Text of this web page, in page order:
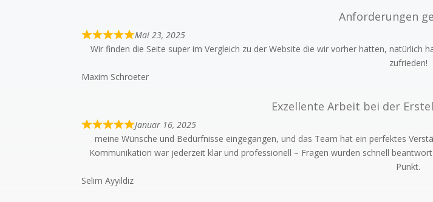
Anforderungen
Mai 23, 2025
Wir finden die Seite super im Vergleich zu der Website die wir vorher hatten, natürlich
zufrieden!
Maxim Schroeter
Exzellente Arbeit bei der
Januar 16, 2025
meine Wünsche und Bedürfnisse eingegangen, und das Team hat ein perfektes
Kommunikation war jederzeit klar und professionell – Fragen wurden schnell
Punkt.
Selim Ayyildiz